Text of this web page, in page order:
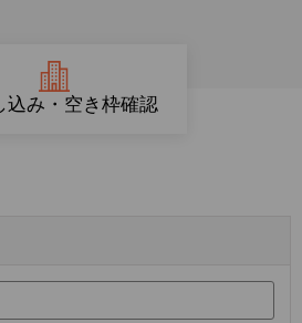
込み・空き枠確認